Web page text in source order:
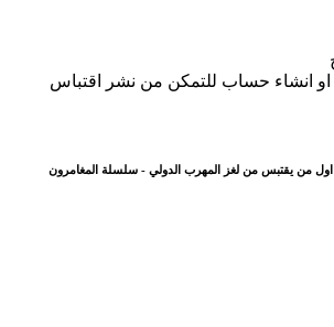
انشاء حساب للتمكن من نشر اقتباس
اول من يقتبس من لغز المهرب الدولي - سلسلة المغامرون